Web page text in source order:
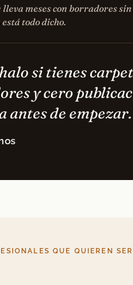
meses con borradores
todo dicho.
si tienes
y cero
antes de
QUE QUIEREN